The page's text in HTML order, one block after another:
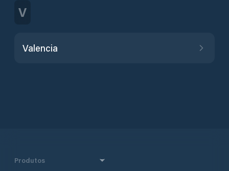
V
Valencia
Produtos